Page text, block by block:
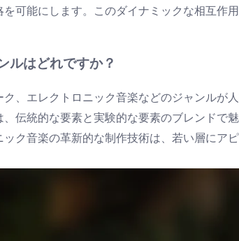
可能にします。このダイナミックな相互作
ルはどれですか？
、エレクトロニック音楽などのジャンルが
伝統的な要素と実験的な要素のブレンドで
ク音楽の革新的な制作技術は、若い層にア